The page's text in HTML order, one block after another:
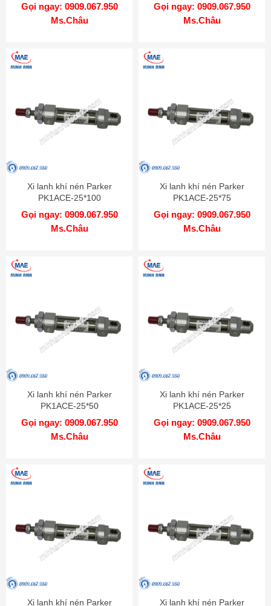
Gọi ngay: 0909.067.950
Ms.Châu
Gọi ngay: 0909.067.950
Ms.Châu
Xi lanh khí nén Parker
PK1ACE-25*100
Gọi ngay: 0909.067.950
Ms.Châu
Xi lanh khí nén Parker
PK1ACE-25*75
Gọi ngay: 0909.067.950
Ms.Châu
Xi lanh khí nén Parker
PK1ACE-25*50
Gọi ngay: 0909.067.950
Ms.Châu
Xi lanh khí nén Parker
PK1ACE-25*25
Gọi ngay: 0909.067.950
Ms.Châu
Xi lanh khí nén Parker Xi lanh khí nén Parker